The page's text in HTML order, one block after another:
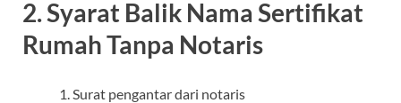
2. Syarat Balik Nama Sertifikat
Rumah Tanpa Notaris
Surat pengantar dari notaris